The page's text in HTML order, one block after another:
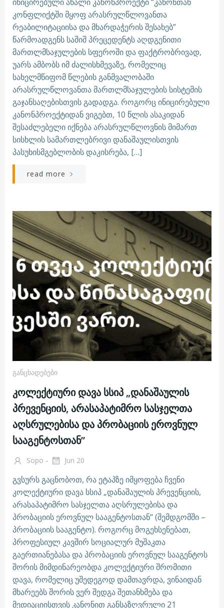
კონფლიქტში მყოფ არასრულწლოვანთა
რეაბილიტაციისა და მხარდაჭერის შესახებ”
წარმოადგენს საშიშ პრეცედენტს აღდგენითი
მართლმსაჯულების სფეროში და ფაქტრობრივად,
უარს ამბობს იმ ძალისხმევაზე, რომელიც
სახელმწიფომ წლების განმვალობაში
არასრულწლოვანთა მართლმსაჯულების სისტემის
გაჯანსაღებისთვის გადადგა. როგორც ინიცირებული
კანონპროექტიდან ვიგებთ, 10 წლის ასაკიდან
შესაძლებელი იქნება არასრულწლოვნის მიმართ
სისხლის სამართლებრივი დანაშაულისთვის
პასუხისმგებლობის დაკისრება, […]
read more
Განცხადებები
კოლექტიური დავა სსიპ „დანაშაულის
პრევენციის, არასაპატიმრო სასჯელთა
აღსრულებისა და პრობაციის ეროვნულ
სააგენტოსთან”
Sopo - Jun 20
გვსურს გაცნობოთ, რა ეტაპზე იმყოფება ჩვენი
კოლექტიური დავა სსიპ „დანაშაულის პრევენციის,
არასაპატიმრო სასჯელთა აღსრულებისა და
პრობაციის ეროვნულ სააგენტოსთან“ (შემდგომში –
პრობაციის სააგენტო). როგორც მოგეხსენებათ,
პროფესიულ კავშირ სოციალურ მუშაკთა
გაერთიანებასა და პრობაციის ეროვნულ სააგენტოს
შორის მიმდინარეობდა კოლექტიური შრომითი
დავა, რომელიც უშედეგოდ დამთავრდა, ვინაიდან
მხარეებს შორის ვერ შედგა შეთანხმება და
მედიაციისთვის კანონით განსაზღვრული 21